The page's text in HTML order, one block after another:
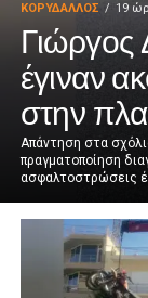
ΚΟΡΥΔΑΛΛΟΣ 19
Γιώργος
έγιναν
στην
Απάντηση στα
πραγματοποίηση
ασφαλτοστρώσεις